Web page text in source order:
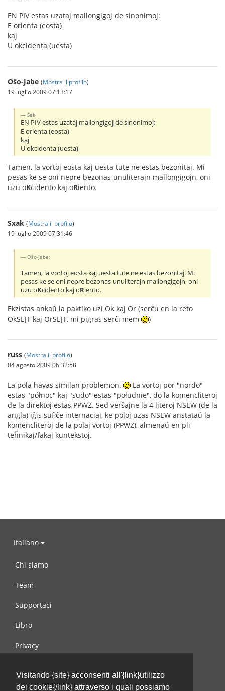
Visitando {site} acconsenti all'{link}utilizzo
dei cookie{/link} attraverso i quali possiamo
EN PIV estas uzataj mallongigoj de sinonimoj:
E orienta (eosta)
kaj
U okcidenta (uesta)
Oŝo-Jabe (Mostra il profilo)
19 luglio 2009 07:13:17
Ŝak:
EN PIV estas uzataj mallongigoj de sinonimoj:
E orienta (eosta)
kaj
U okcidenta (uesta)
Tamen, la vortoj eosta kaj uesta tute ne estas bezonitaj. Mi
pesas ke se oni nepre bezonas unuliterajn mallongigojn, oni
uzu oKcidento kaj oRiento.
Sxak (Mostra il profilo)
19 luglio 2009 07:31:46
Oŝo-Jabe:
Tamen, la vortoj eosta kaj uesta tute ne estas bezonitaj. Mi
pesas ke se oni nepre bezonas unuliterajn mallongigojn, oni
uzu oKcidento kaj oRiento.
Ekzistas ankaŭ la paktiko uzi Ok kaj Or (serĉu en la reto
OkSEJT kaj OrSEJT, mi pigras serĉi mem
)
russ (Mostra il profilo)
04 agosto 2009 06:32:58
La pola havas similan problemon.
La vortoj por "nordo"
estas "północ" kaj "sudo" estas "południe", do la komencliteroj
de la direktoj estas PPWZ. Sed verŝajne la 4 literoj NSEW (de la
angla) iĝis sufiĉe internaciaj, ke poloj uzas NSEW anstataŭ la
komencliteroj de la polaj vortoj (PPWZ), almenaŭ en pli
teĥnikaj/fakaj kuntekstoj.
Italiano
Chi siamo
Team
Supportaci
Libro
Privacy
Contattaci